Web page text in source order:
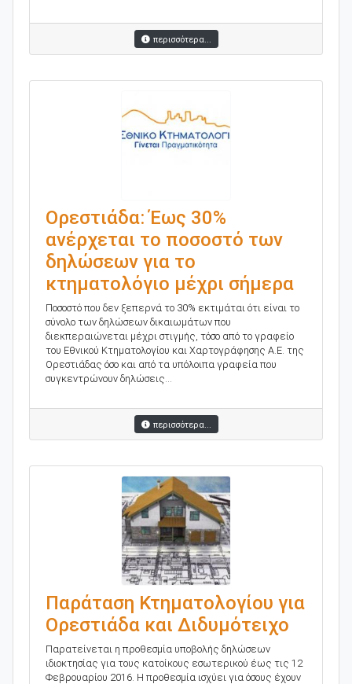
περισσότερα...
Ορεστιάδα: Έως 30%
ανέρχεται το ποσοστό των
δηλώσεων για το
κτηματολόγιο μέχρι σήμερα
Ποσοστό που δεν ξεπερνά το 30% εκτιμάται ότι είναι το
σύνολο των δηλώσεων δικαιωμάτων που
διεκπεραιώνεται μέχρι στιγμής, τόσο από το γραφείο
του Εθνικού Κτηματολογίου και Χαρτογράφησης Α.Ε. της
Ορεστιάδας όσο και από τα υπόλοιπα γραφεία που
συγκεντρώνουν δηλώσεις...
περισσότερα...
Παράταση Κτηματολογίου για
Ορεστιάδα και Διδυμότειχο
Παρατείνεται η προθεσμία υποβολής δηλώσεων
ιδιοκτησίας για τους κατοίκους εσωτερικού έως τις 12
Φεβρουαρίου 2016. Η προθεσμία ισχύει για όσους έχουν